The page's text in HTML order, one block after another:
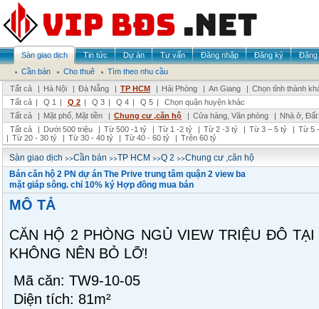
Sàn giao dịch Tin tức Dự án Tư vấn Đăng nhập Đăng ký
Đăng
Cần bán
Cho thuê
Tìm theo nhu cầu
Tất cả
| Hà Nội | Đà Nẵng | TP HCM | Hải Phòng | An Giang | Chọn tỉnh thành
Tất cả | Q 1 | Q 2 | Q 3 | Q 4 | Q 5 |
Chọn quận huyện khác
Tất cả
| Mặt phố, Mặt tiền | Chung cư ,căn hộ | Cửa hàng, Văn phòng | Nhà ở,
Tất cả
| Dưới 500 triệu | Từ 500 -1 tỷ | Từ 1 -2 tỷ | Từ 2 -3 tỷ | Từ 3 – 5 tỷ | Từ 5
| Từ 20 - 30 tỷ | Từ 30 - 40 tỷ | Từ 40 - 60 tỷ | Trên 60 tỷ
Sàn giao dịch >>Cần bán >>TP HCM >>Q 2 >>Chung cư ,căn hộ
Bán căn hộ 2 PN dự án The Prive trung tâm quận 2 view ba
mặt giáp sông. chỉ 10% ký Hợp đồng mua bán
MÔ TẢ
CĂN HỘ 2 PHÒNG NGỦ VIEW TRIỆU ĐÔ
KHÔNG NÊN BỎ LỠ!
Mã căn: TW9-10-05
Diện tích: 81m²